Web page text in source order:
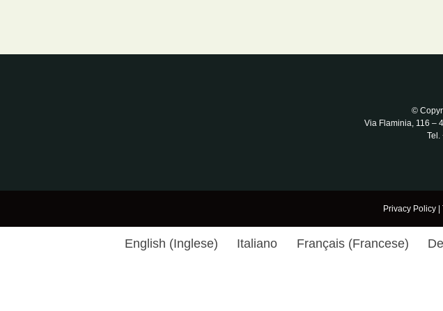
©
Via Flaminia, 116 –
Tel.
Privacy Policy|
English (Inglese) Italiano Français(Francese)